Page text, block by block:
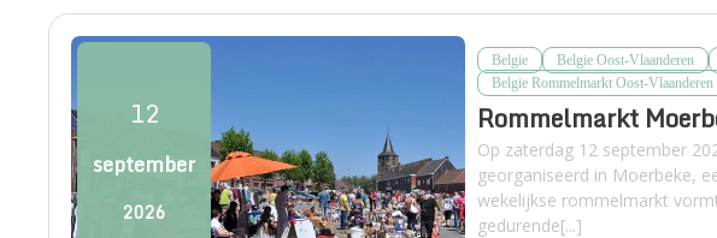
12
september
2026
Belgie Belgie Oost-Vlaanderen
Belgie Rommelmarkt Oost-Vlaanderen
Rommelmarkt
Op zaterdag 12 september
georganiseerd in Moerbeke,
wekelijkse rommelmarkt
gedurende[...]